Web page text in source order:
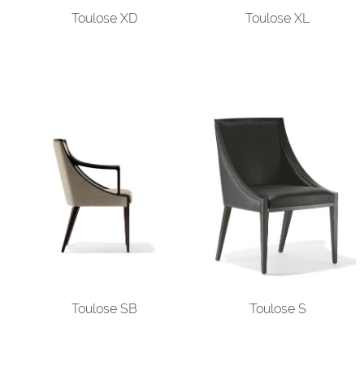
Toulose XD Toulose XL
Toulose SB Toulose S